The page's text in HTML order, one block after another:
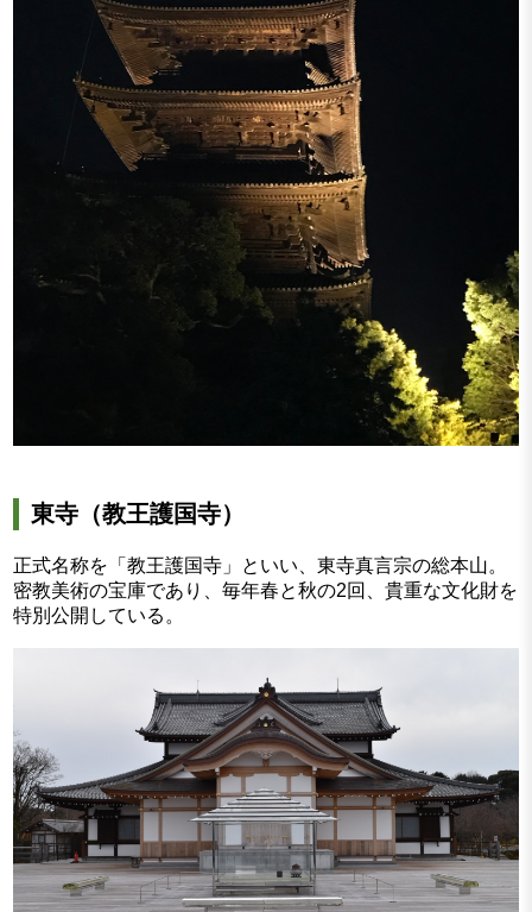
東寺（教王護国寺）
正式名称を「教王護国寺」といい、東寺真言宗の総本山。
密教美術の宝庫であり、毎年春と秋の2回、貴重な文化財を
特別公開している。